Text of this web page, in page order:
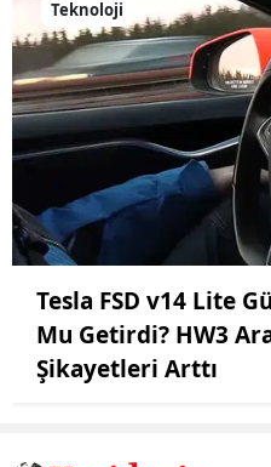
Teknoloji
Tesla FSD v14 Lite
Mu Getirdi? HW3
Şikayetleri Arttı